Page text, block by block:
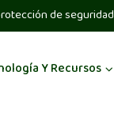
de
Y Recursos